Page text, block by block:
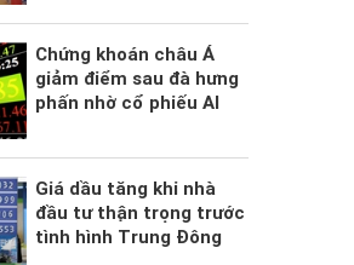
Chứng khoán châu Á
giảm điểm sau đà hưng
phấn nhờ cổ phiếu AI
Giá dầu tăng khi nhà
đầu tư thận trọng trước
tình hình Trung Đông